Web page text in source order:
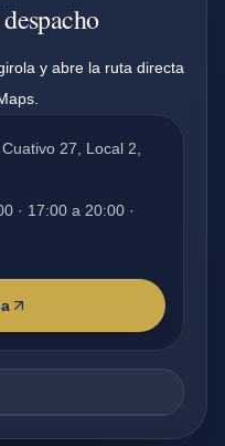
y abre la ruta directa
27, Local 2,
· 17:00 a 20:00 ·